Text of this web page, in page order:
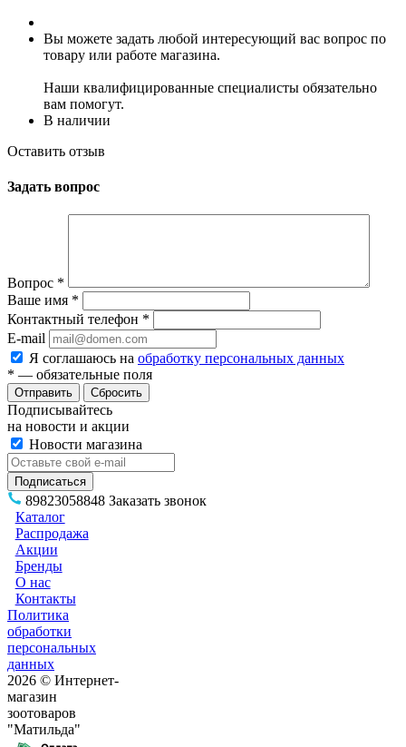
Вы можете задать любой интересующий вас вопрос по
товару или работе магазина.
Наши квалифицированные специалисты обязательно
вам помогут.
В наличии
Оставить отзыв
Задать вопрос
Вопрос *
Ваше имя *
Контактный телефон *
E-mail
Я соглашаюсь на обработку персональных данных
* — обязательные поля
Сбросить
Подписывайтесь
на новости и акции
Новости магазина
89823058848 Заказать звонок
Каталог
Распродажа
Акции
Бренды
О нас
Контакты
Политика
обработки
персональных
данных
2026 © Интернет-
магазин
зоотоваров
"Матильда"